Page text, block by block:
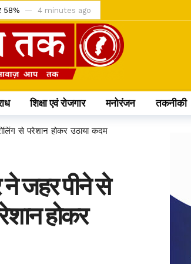
58% 4 minutes ago
minutes ago
ago
ago
साव 23 hours ago
शिक्षा एवं रोजगार मनोरंजन तकनीकी
से परेशान होकर उठाया कदम
ने जहर पीने से
होकर